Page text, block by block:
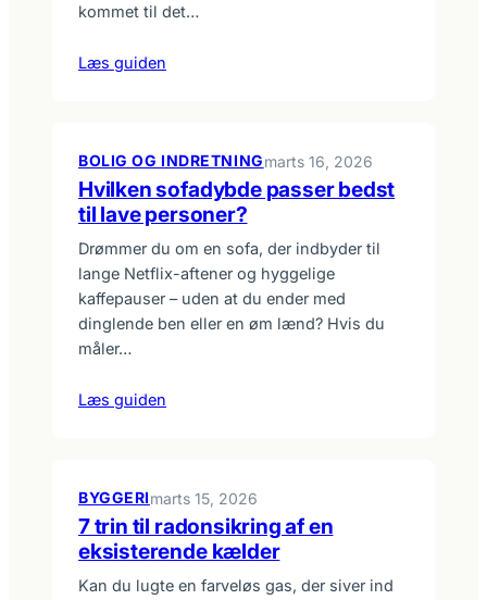
kommet til det…
Læs guiden
BOLIG OG INDRETNINGmarts 16, 2026
Hvilken sofadybde passer bedst
til lave personer?
Drømmer du om en sofa, der indbyder til
lange Netflix-aftener og hyggelige
kaffepauser – uden at du ender med
dinglende ben eller en øm lænd? Hvis du
måler…
Læs guiden
BYGGERImarts 15, 2026
7 trin til radonsikring af en
eksisterende kælder
Kan du lugte en farveløs gas, der siver ind